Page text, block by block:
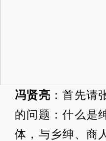
冯贤亮 ：首先请
的问题：什么是
体，与乡绅、商